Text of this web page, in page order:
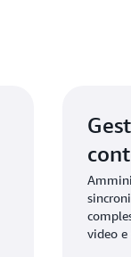
video